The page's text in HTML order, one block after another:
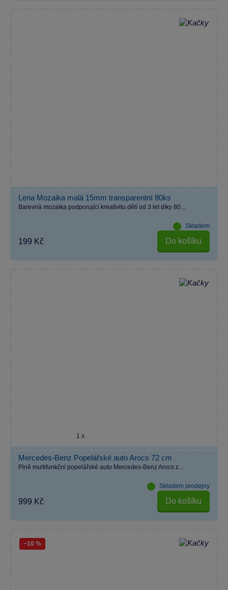
Lena Mozaika malá 15mm transparentní 80ks
Barevná mozaika podporující kreativitu dětí od 3 let díky 80...
Skladem
199 Kč Do košíku
1 x
Mercedes-Benz Popelářské auto Arocs 72 cm
Plně multifunkční popelářské auto Mercedes-Benz Arocs z...
Skladem prodejny
999 Kč Do košíku
−10 %